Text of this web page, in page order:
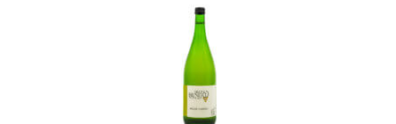
Rotweincuvéetrocken